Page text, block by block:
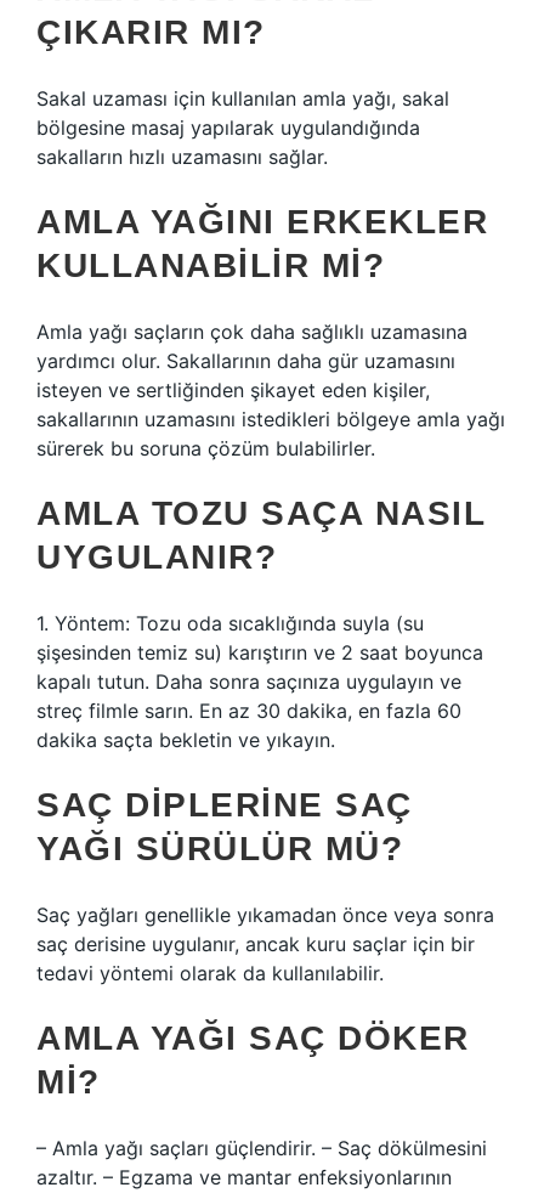
ÇIKARIR MI?
Sakal uzaması için kullanılan amla yağı, sakal
bölgesine masaj yapılarak uygulandığında
sakalların hızlı uzamasını sağlar.
AMLA YAĞINI ERKEKLER
KULLANABILIR MI?
Amla yağı saçların çok daha sağlıklı uzamasına
yardımcı olur. Sakallarının daha gür uzamasını
isteyen ve sertliğinden şikayet eden kişiler,
sakallarının uzamasını istedikleri bölgeye amla yağı
sürerek bu soruna çözüm bulabilirler.
AMLA TOZU SAÇA NASIL
UYGULANIR?
1. Yöntem: Tozu oda sıcaklığında suyla (su
şişesinden temiz su) karıştırın ve 2 saat boyunca
kapalı tutun. Daha sonra saçınıza uygulayın ve
streç filmle sarın. En az 30 dakika, en fazla 60
dakika saçta bekletin ve yıkayın.
SAÇ DIPLERINE SAÇ
YAĞI SÜRÜLÜR MÜ?
Saç yağları genellikle yıkamadan önce veya sonra
saç derisine uygulanır, ancak kuru saçlar için bir
tedavi yöntemi olarak da kullanılabilir.
AMLA YAĞI SAÇ DÖKER
MI?
– Amla yağı saçları güçlendirir. – Saç dökülmesini
azaltır. – Egzama ve mantar enfeksiyonlarının